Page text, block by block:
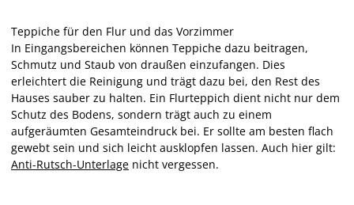
Teppiche für den Flur und das Vorzimmer
In Eingangsbereichen können Teppiche dazu beitragen,
Schmutz und Staub von draußen einzufangen. Dies
erleichtert die Reinigung und trägt dazu bei, den Rest des
Hauses sauber zu halten. Ein Flurteppich dient nicht nur dem
Schutz des Bodens, sondern trägt auch zu einem
aufgeräumten Gesamteindruck bei. Er sollte am besten flach
gewebt sein und sich leicht ausklopfen lassen. Auch hier gilt:
Anti-Rutsch-Unterlage nicht vergessen.